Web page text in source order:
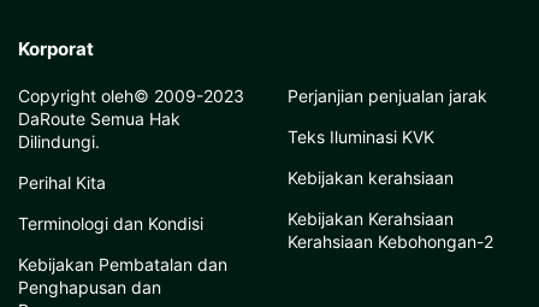
Korporat
Copyright oleh© 2009-2023
DaRoute Semua Hak
Dilindungi.
Perihal Kita
Terminologi dan Kondisi
Kebijakan Pembatalan dan
Penghapusan dan
Perjanjian penjualan jarak
Teks Iluminasi KVK
Kebijakan kerahsiaan
Kebijakan Kerahsiaan
Kerahsiaan Kebohongan-2